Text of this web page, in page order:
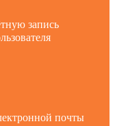
запись
почты